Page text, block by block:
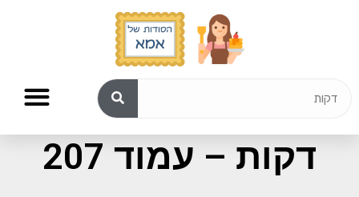
תוצאות חיפוש עבור:
דקות – עמוד 207